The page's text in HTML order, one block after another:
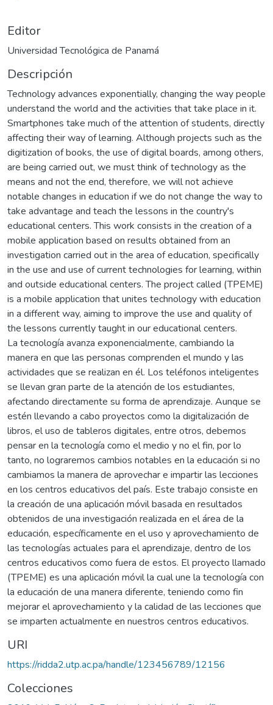
Editor
Universidad Tecnológica de Panamá
Descripción
Technology advances exponentially, changing the way people
understand the world and the activities that take place in it.
Smartphones take much of the attention of students, directly
affecting their way of learning. Although projects such as the
digitization of books, the use of digital boards, among others,
are being carried out, we must think of technology as the
means and not the end, therefore, we will not achieve
notable changes in education if we do not change the way to
take advantage and teach the lessons in the country's
educational centers. This work consists in the creation of a
mobile application based on results obtained from an
investigation carried out in the area of ​​education, specifically
in the use and use of current technologies for learning, within
and outside educational centers. The project called (TPEME)
is a mobile application that unites technology with education
in a different way, aiming to improve the use and quality of
the lessons currently taught in our educational centers.
La tecnología avanza exponencialmente, cambiando la
manera en que las personas comprenden el mundo y las
actividades que se realizan en él. Los teléfonos inteligentes
se llevan gran parte de la atención de los estudiantes,
afectando directamente su forma de aprendizaje. Aunque se
estén llevando a cabo proyectos como la digitalización de
libros, el uso de tableros digitales, entre otros, debemos
pensar en la tecnología como el medio y no el fin, por lo
tanto, no lograremos cambios notables en la educación si no
cambiamos la manera de aprovechar e impartir las lecciones
en los centros educativos del país. Este trabajo consiste en
la creación de una aplicación móvil basada en resultados
obtenidos de una investigación realizada en el área de la
educación, específicamente en el uso y aprovechamiento de
las tecnologías actuales para el aprendizaje, dentro de los
centros educativos como fuera de estos. El proyecto llamado
(TPEME) es una aplicación móvil la cual une la tecnología con
la educación de una manera diferente, teniendo como fin
mejorar el aprovechamiento y la calidad de las lecciones que
se imparten actualmente en nuestros centros educativos.
URI
https://ridda2.utp.ac.pa/handle/123456789/12156
Colecciones